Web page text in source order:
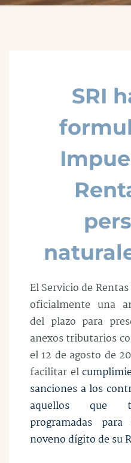
SRI
El Servicio de
oficialmente una
del plazo para
anexos tributarios
el 12 de agosto de
facilitar el
sanciones a los
aquellos que
programadas
noveno dígito de su